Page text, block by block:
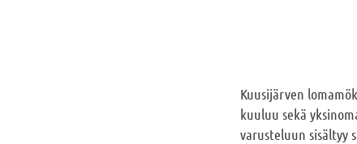
Kuusijärven
kuuluu sekä
varusteluun sisältyy